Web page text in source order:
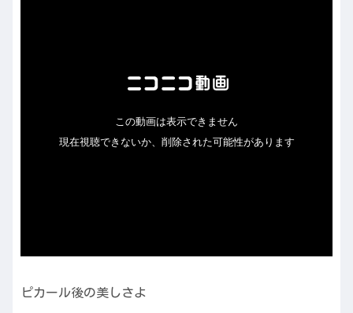
ピカール後の美しさよ